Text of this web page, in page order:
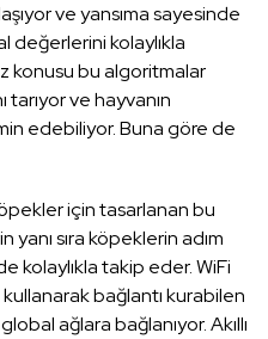
ve yansıma sayesinde
değerlerini kolaylıkla
konusu bu algoritmalar
tarıyor ve hayvanın
edebiliyor. Buna göre de
için tasarlanan bu
yanı sıra köpeklerin adım
kolaylıkla takip eder. WiFi
bağlantı kurabilen
ağlara bağlanıyor. Akıllı